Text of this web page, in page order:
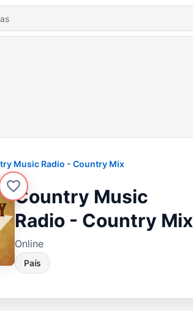
Music Radio - Country Mix
Country Music
Radio - Country Mix
Online
País